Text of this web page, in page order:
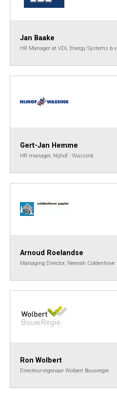
Jan Baake
HR Manager at VDL Energy Systems b.v
Gert-Jan Hemme
HR manager, Nijhof - Wassink
Arnoud Roelandse
Managing Director, Neenah Coldenhove
Ron Wolbert
Directeur-eigenaar Wolbert Bouwregie